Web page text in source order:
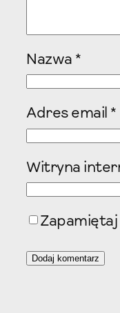
Nazwa *
Adres email *
Witryna